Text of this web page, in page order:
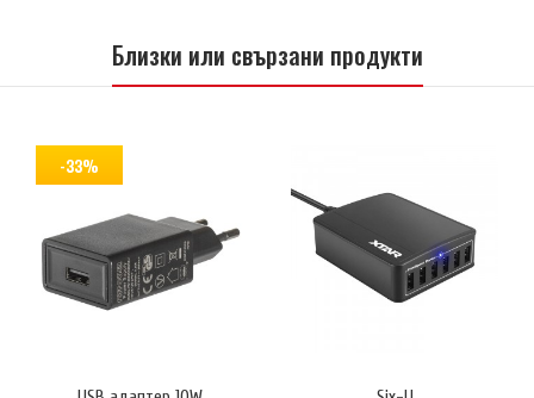
Близки или свързани продукти
-33%